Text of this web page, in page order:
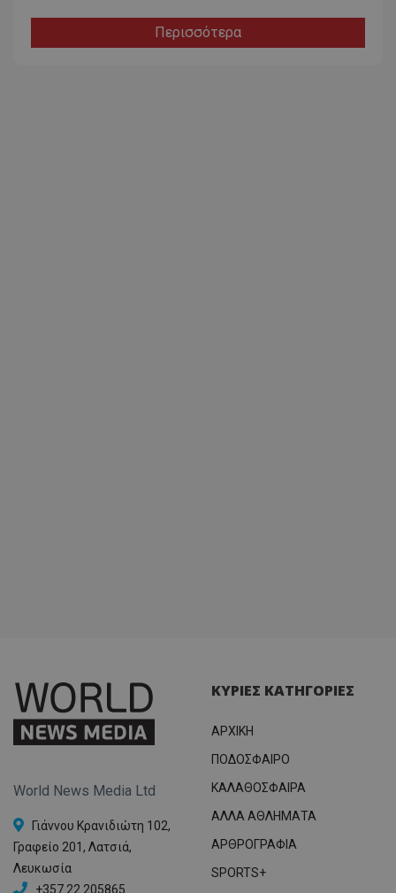
Περισσότερα
World News Media Ltd
Γιάννου Κρανιδιώτη 102,
Γραφείο 201, Λατσιά,
Λευκωσία
+357 22 205865
ΚΥΡΙΕΣ ΚΑΤΗΓΟΡΙΕΣ
ΑΡΧΙΚΗ
ΠΟΔΟΣΦΑΙΡΟ
ΚΑΛΑΘΟΣΦΑΙΡΑ
ΑΛΛΑ ΑΘΛΗΜΑΤΑ
ΑΡΘΡΟΓΡΑΦΙΑ
SPORTS+